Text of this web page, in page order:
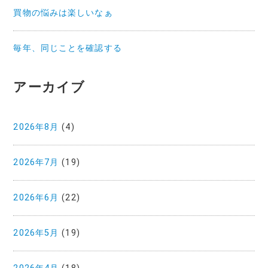
買物の悩みは楽しいなぁ
毎年、同じことを確認する
アーカイブ
2026年8月 (4)
2026年7月 (19)
2026年6月 (22)
2026年5月 (19)